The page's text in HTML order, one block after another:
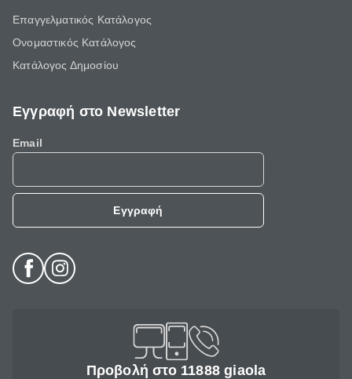
Επαγγελματικός Κατάλογος
Ονομαστικός Κατάλογος
Κατάλογος Δημοσίου
Εγγραφή στο Newsletter
Email
Εγγραφή
Προβολή στο 11888 giaola